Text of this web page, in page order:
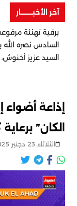
k
آخر الأخبــــــــار
برقية تهنئة
السادس نصره
السيد عزيز أخنوش،
إذاعة
الكان”
الثلاثاء 23 دجنبر 2025